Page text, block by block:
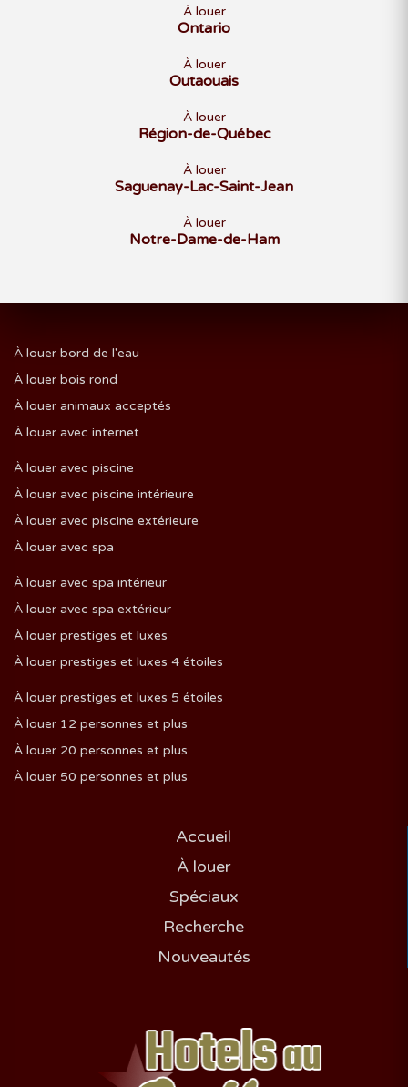
À louer
Ontario
À louer
Outaouais
À louer
Région-de-Québec
À louer
Saguenay-Lac-Saint-Jean
À louer
Notre-Dame-de-Ham
À louer bord de l'eau
À louer bois rond
À louer animaux acceptés
À louer avec internet
À louer avec piscine
À louer avec piscine intérieure
À louer avec piscine extérieure
À louer avec spa
À louer avec spa intérieur
À louer avec spa extérieur
À louer prestiges et luxes
À louer prestiges et luxes 4 étoiles
À louer prestiges et luxes 5 étoiles
À louer 12 personnes et plus
À louer 20 personnes et plus
À louer 50 personnes et plus
Accueil
À louer
Spéciaux
Recherche
Nouveautés